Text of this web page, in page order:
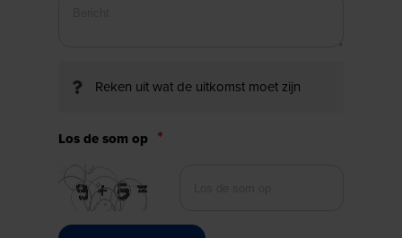
Reken uit wat de uitkomst moet zijn
Los de som op